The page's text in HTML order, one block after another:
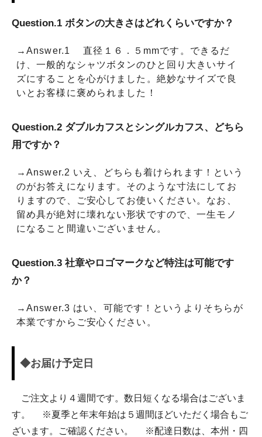
Question.1 ボタンの大きさはどれくらいですか？
→Answer.1 直径１６．５mmです。できるだ
け、一般的なシャツボタンのひと回り大きいサイ
ズにすることを心がけました。絶妙なサイズで良
いとお客様に褒められました！
Question.2 ダブルカフスとシングルカフス、どちら
用ですか？
→Answer.2 いえ、どちらも着けられます！という
のがお答えになります。そのような寸法にしてお
りますので、ご安心してお使いください。なお、
留め具が絶対に壊れない形状ですので、一生モノ
になること間違いございません。
Question.3 社章やロゴマークなど特注は可能です
か？
→Answer.3 はい、可能です！というよりそちらが
本業ですからご安心ください。
◆お届け予定日
ご注文より４週間です。数日短くなる場合はございま
す。 ※夏季と年末年始は５週間ほどいただく場合もご
ざいます。ご確認ください。 ※配達日数は、本州・四